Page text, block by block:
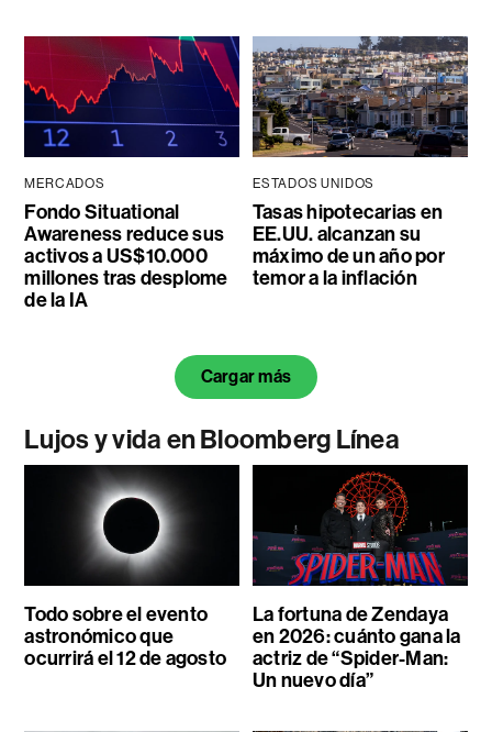
MERCADOS
Fondo Situational
Awareness reduce sus
activos a US$10.000
millones tras desplome
de la IA
ESTADOS UNIDOS
Tasas hipotecarias en
EE.UU. alcanzan su
máximo de un año por
temor a la inflación
Cargar más
Lujos y vida en Bloomberg Línea
Todo sobre el evento
astronómico que
ocurrirá el 12 de agosto
La fortuna de Zendaya
en 2026: cuánto gana la
actriz de “Spider-Man:
Un nuevo día”